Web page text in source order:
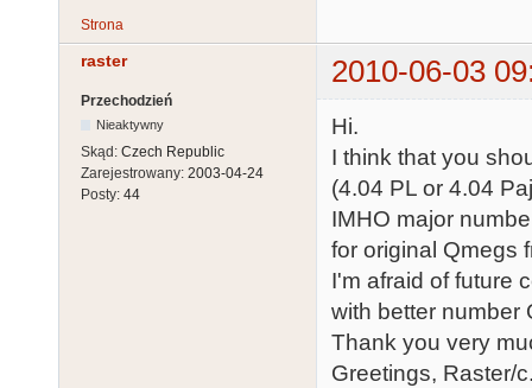
Strona
raster 2010-06-03
Przechodzień
Nieaktywny
Skąd: Czech Republic
Zarejestrowany: 2003-04-24
Posty: 44
Hi.
I think that you
(4.04 PL or 4.04
IMHO major
for original Qmegs
I'm afraid of future
with better number
Thank you very
Greetings, Raster/